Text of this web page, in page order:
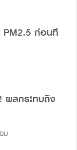
ก่อนที่
ผลกระทบถึง
ม